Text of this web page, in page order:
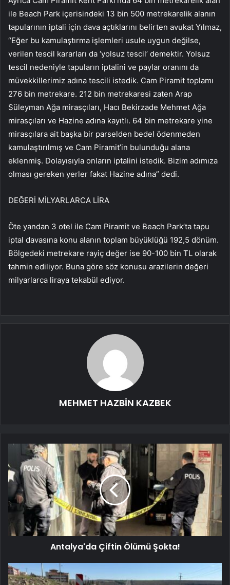
ile Beach Park içerisindeki 13 bin 500 metrekarelik alanın
tapularının iptali için dava açtıklarını belirten avukat Yılmaz,
“Eğer bu kamulaştırma işlemleri usule uygun değilse,
verilen tescil kararları da ‘yolsuz tescil’ demektir. Yolsuz
tescil nedeniyle tapuların iptalini ve paylar oranını da
müvekkillerimiz adına tescili istedik. Cam Piramit toplamı
276 bin metrekare. 212 bin metrekaresi zaten Arap
Süleyman Ağa mirasçıları, Hacı Bekirzade Mehmet Ağa
mirasçıları ve Hazine adına kayıtlı. 64 bin metrekare yine
mirasçılara ait başka bir parselden bedel ödenmeden
kamulaştırılmış ve Cam Piramit’in bulunduğu alana
eklenmiş. Dolayısıyla onların iptalini istedik. Bizim adımıza
olması gereken yerler fakat Hazine adına” dedi.
DEĞERİ MİLYARLARCA LİRA
Öte yandan 3 otel ile Cam Piramit ve Beach Park’ta tapu
iptal davasına konu alanın toplam büyüklüğü 192,5 dönüm.
Bölgedeki metrekare rayiç değer ise 90-100 bin TL olarak
tahmin ediliyor. Buna göre söz konusu arazilerin değeri
milyarlarca liraya tekabül ediyor.
MEHMET HAZBİN KAZBEK
Antalya'da Çiftin Ölümü Şokta!